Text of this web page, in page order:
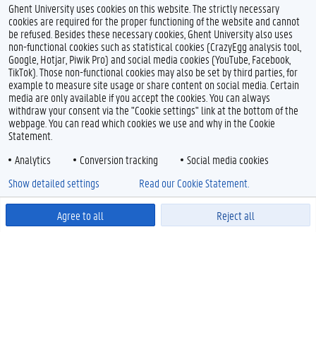
Ghent University uses cookies on this website. The strictly necessary
cookies are required for the proper functioning of the website and cannot
be refused. Besides these necessary cookies, Ghent University also uses
non-functional cookies such as statistical cookies (CrazyEgg analysis tool,
Google, Hotjar, Piwik Pro) and social media cookies (YouTube, Facebook,
TikTok). Those non-functional cookies may also be set by third parties, for
example to measure site usage or share content on social media. Certain
media are only available if you accept the cookies. You can always
withdraw your consent via the "Cookie settings" link at the bottom of the
webpage. You can read which cookies we use and why in the Cookie
Statement.
Analytics
Conversion tracking Social media cookies
Agree to all Reject all
Show detailed settings Read our Cookie Statement.